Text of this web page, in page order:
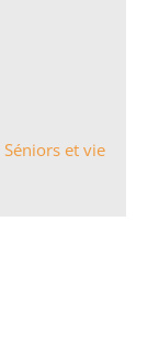
Séniors et vie